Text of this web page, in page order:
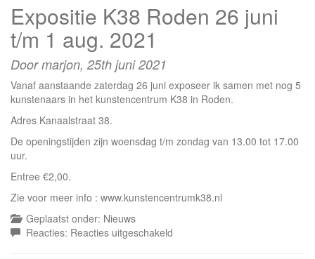
2024
Expositie K38 Roden 26 juni
t/m 1 aug. 2021
Door marjon, 25th juni 2021
Vanaf aanstaande zaterdag 26 juni exposeer ik samen met nog 5
kunstenaars in het kunstencentrum K38 in Roden.
Adres Kanaalstraat 38.
De openingstijden zijn woensdag t/m zondag van 13.00 tot 17.00
uur.
Entree €2,00.
Zie voor meer info : www.kunstencentrumk38.nl
Geplaatst onder: Nieuws
Reacties: Reacties uitgeschakeld